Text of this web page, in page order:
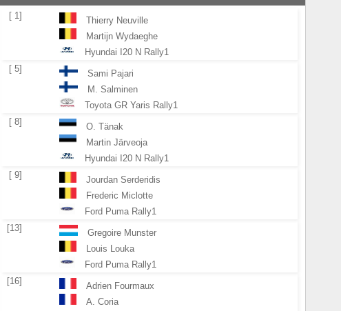
[ 1]
Thierry Neuville
Martijn Wydaeghe
Hyundai I20 N Rally1
[ 5]
Sami Pajari
M. Salminen
Toyota GR Yaris Rally1
[ 8]
O. Tänak
Martin Järveoja
Hyundai I20 N Rally1
[ 9]
Jourdan Serderidis
Frederic Miclotte
Ford Puma Rally1
[13]
Gregoire Munster
Louis Louka
Ford Puma Rally1
[16]
Adrien Fourmaux
A. Coria